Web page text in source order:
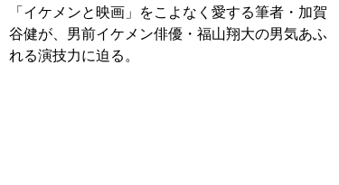
「イケメンと映画」をこよなく愛する筆者・加賀
谷健が、男前イケメン俳優・福山翔大の男気あふ
れる演技力に迫る。